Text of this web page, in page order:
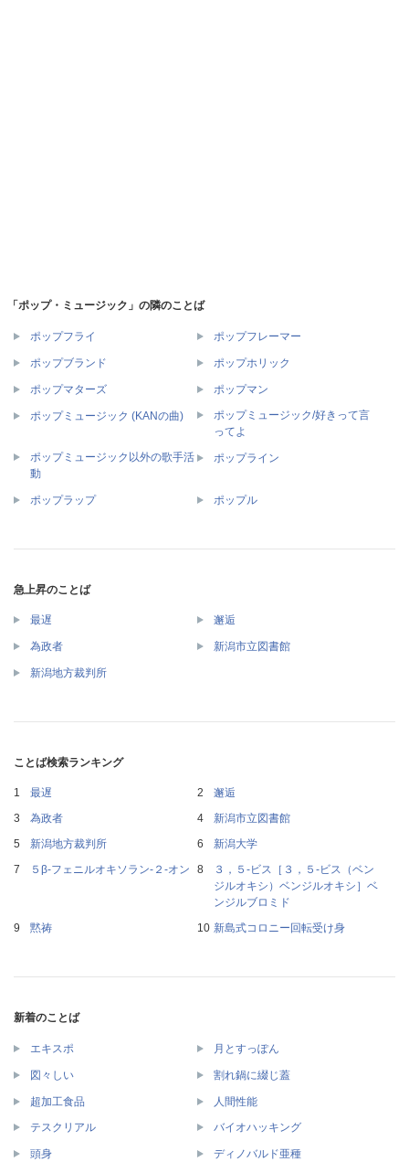
「ポップ・ミュージック」の隣のことば
ポップフライ ポップフレーマー
ポップブランド ポップホリック
ポップマターズ ポップマン
ポップミュージック (KANの曲)
ポップミュージック/好きって言
ってよ
ポップミュージック以外の歌手活
動
ポップライン
ポップラップ ポップル
急上昇のことば
最遅 邂逅
為政者 新潟市立図書館
新潟地方裁判所
ことば検索ランキング
最遅
邂逅
為政者
新潟市立図書館
新潟地方裁判所
新潟大学
５β‐フェニルオキソラン‐２‐オン
３，５‐ビス［３，５‐ビス（ベン
ジルオキシ）ベンジルオキシ］ベ
ンジルブロミド
黙祷
新島式コロニー回転受け身
新着のことば
エキスポ 月とすっぽん
図々しい 割れ鍋に綴じ蓋
超加工食品 人間性能
テスクリアル バイオハッキング
頭身 ディノバルド亜種